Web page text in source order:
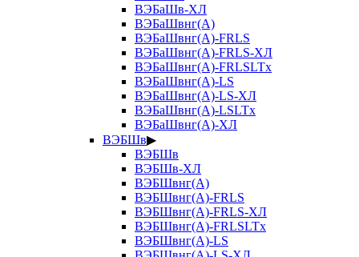
ВЭБаШв-ХЛ
ВЭБаШвнг(А)
ВЭБаШвнг(А)-FRLS
ВЭБаШвнг(А)-FRLS-ХЛ
ВЭБаШвнг(А)-FRLSLTx
ВЭБаШвнг(А)-LS
ВЭБаШвнг(А)-LS-ХЛ
ВЭБаШвнг(А)-LSLTx
ВЭБаШвнг(А)-ХЛ
ВЭБШв▶
ВЭБШв
ВЭБШв-ХЛ
ВЭБШвнг(А)
ВЭБШвнг(А)-FRLS
ВЭБШвнг(А)-FRLS-ХЛ
ВЭБШвнг(А)-FRLSLTx
ВЭБШвнг(А)-LS